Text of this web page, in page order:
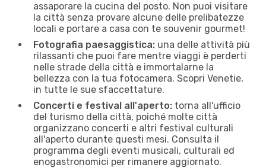
assaporare la cucina del posto. Non puoi visitare
la città senza provare alcune delle prelibatezze
locali e portare a casa con te souvenir gourmet!
Fotografia paesaggistica: una delle attività più
rilassanti che puoi fare mentre viaggi è perderti
nelle strade della città e immortalarne la
bellezza con la tua fotocamera. Scopri Venetie,
in tutte le sue sfaccettature.
Concerti e festival all'aperto: torna all'ufficio
del turismo della città, poiché molte città
organizzano concerti e altri festival culturali
all'aperto durante questi mesi. Consulta il
programma degli eventi musicali, culturali ed
enogastronomici per rimanere aggiornato.